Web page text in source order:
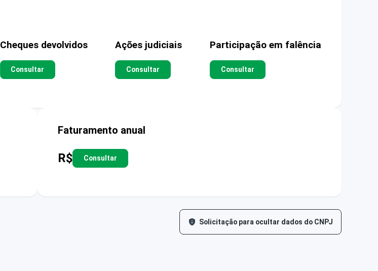
Cheques devolvidos
Consultar
Ações judiciais
Consultar
Participação em falência
Consultar
Faturamento anual
R$ Consultar
Solicitação para ocultar dados do CNPJ